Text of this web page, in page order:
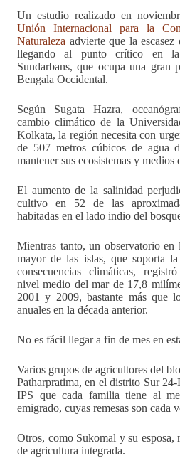
Un estudio realizado en
Unión Internacional para la
Naturaleza advierte que la escasez
llegando al punto crítico en
Sundarbans, que ocupa una gran
Bengala Occidental.
Según Sugata Hazra,
cambio climático de la
Kolkata, la región necesita con
de 507 metros cúbicos de agua
mantener sus ecosistemas y medios
El aumento de la salinidad
cultivo en 52 de las
habitadas en el lado indio del
Mientras tanto, un observatorio en
mayor de las islas, que soporta
consecuencias climáticas,
nivel medio del mar de 17,8
2001 y 2009, bastante más que
anuales en la década anterior.
No es fácil llegar a fin de mes en
Varios grupos de agricultores del
Patharpratima, en el distrito Sur 24-
IPS que cada familia tiene al
emigrado, cuyas remesas son cada
Otros, como Sukomal y su esposa,
de agricultura integrada.